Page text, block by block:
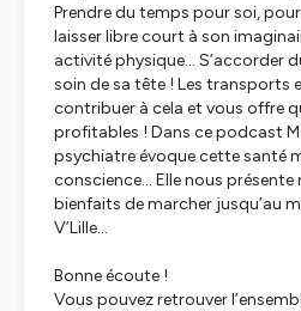
Prendre du temps pour soi,
laisser libre court à son
activité physique… S’accorder
soin de sa tête ! Les transports
contribuer à cela et vous offre
profitables ! Dans ce podcast
psychiatre évoque cette santé
conscience… Elle nous
bienfaits de marcher jusqu’au
V’Lille…
Bonne écoute !
Vous pouvez retrouver